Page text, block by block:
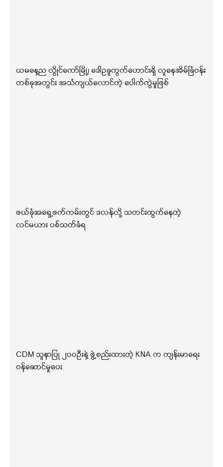
ယမနေ့ည လွိုင်ကော်မြို့၊ ဒေါဥခူကွက်ဟောင်းရှိ လူနေအိမ်ခြံဝန်း
တစ်ခုအတွင်း အသံကျယ်လောင်တဲ့ ပေါက်ကွဲမှုဖြစ်
ဖယ်ခုံအရှေ့ဖက်ကမ်းတွင် ဒလန်လို့ သတင်းထွက်နေတဲ့
လင်မယား ပစ်သတ်ခံရ
CDM သူနာပြု ၂၀၀ဦးနဲ့ ဖွဲ့စည်းထားတဲ့ KNA က ကျန်းမာရေး
ဝန်ဆောင်မှုပေး